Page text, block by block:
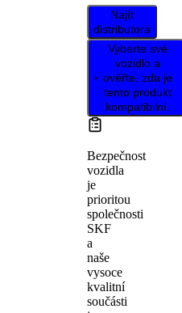
Najít
distributora
Vyberte své
vozidlo a
ověřte, zda je
tento produkt
kompatibilní.
Bezpečnost
vozidla
je
prioritou
společnosti
SKF
a
naše
vysoce
kvalitní
součásti